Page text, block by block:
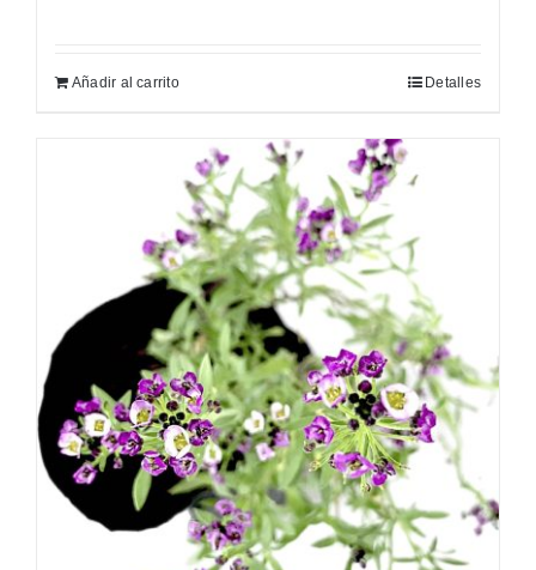
Añadir al carrito Detalles